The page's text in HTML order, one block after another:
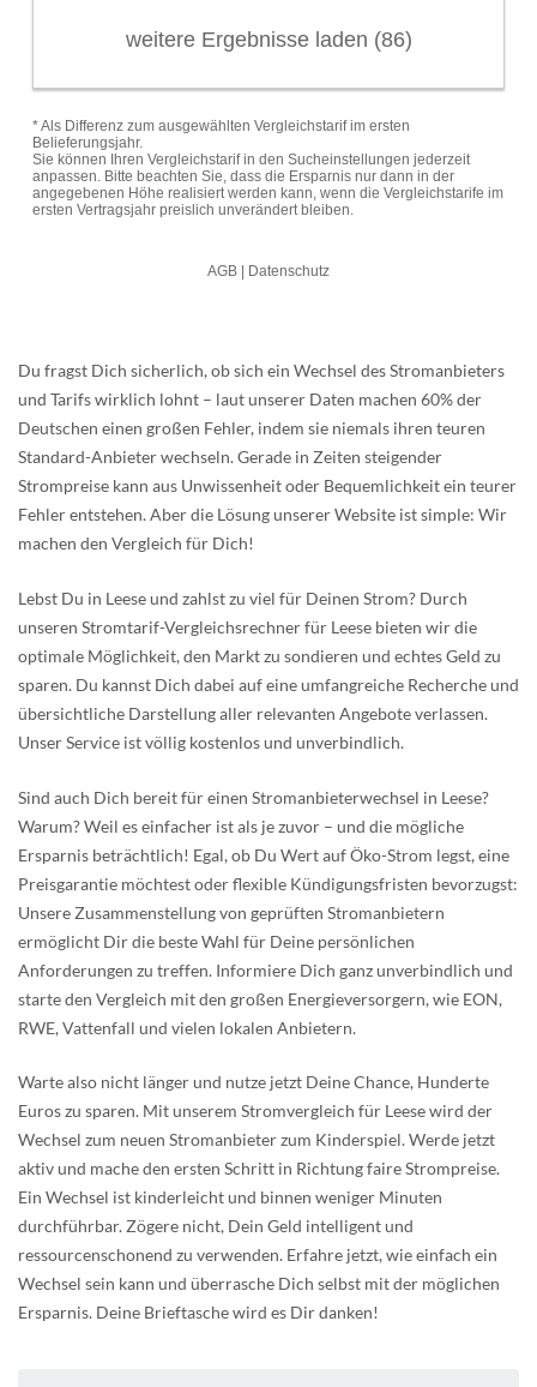
Du fragst Dich sicherlich, ob sich ein Wechsel des Stromanbieters
und Tarifs wirklich lohnt – laut unserer Daten machen 60% der
Deutschen einen großen Fehler, indem sie niemals ihren teuren
Standard-Anbieter wechseln. Gerade in Zeiten steigender
Strompreise kann aus Unwissenheit oder Bequemlichkeit ein teurer
Fehler entstehen. Aber die Lösung unserer Website ist simple: Wir
machen den Vergleich für Dich!
Lebst Du in Leese und zahlst zu viel für Deinen Strom? Durch
unseren Stromtarif-Vergleichsrechner für Leese bieten wir die
optimale Möglichkeit, den Markt zu sondieren und echtes Geld zu
sparen. Du kannst Dich dabei auf eine umfangreiche Recherche und
übersichtliche Darstellung aller relevanten Angebote verlassen.
Unser Service ist völlig kostenlos und unverbindlich.
Sind auch Dich bereit für einen Stromanbieterwechsel in Leese?
Warum? Weil es einfacher ist als je zuvor – und die mögliche
Ersparnis beträchtlich! Egal, ob Du Wert auf Öko-Strom legst, eine
Preisgarantie möchtest oder flexible Kündigungsfristen bevorzugst:
Unsere Zusammenstellung von geprüften Stromanbietern
ermöglicht Dir die beste Wahl für Deine persönlichen
Anforderungen zu treffen. Informiere Dich ganz unverbindlich und
starte den Vergleich mit den großen Energieversorgern, wie EON,
RWE, Vattenfall und vielen lokalen Anbietern.
Warte also nicht länger und nutze jetzt Deine Chance, Hunderte
Euros zu sparen. Mit unserem Stromvergleich für Leese wird der
Wechsel zum neuen Stromanbieter zum Kinderspiel. Werde jetzt
aktiv und mache den ersten Schritt in Richtung faire Strompreise.
Ein Wechsel ist kinderleicht und binnen weniger Minuten
durchführbar. Zögere nicht, Dein Geld intelligent und
ressourcenschonend zu verwenden. Erfahre jetzt, wie einfach ein
Wechsel sein kann und überrasche Dich selbst mit der möglichen
Ersparnis. Deine Brieftasche wird es Dir danken!